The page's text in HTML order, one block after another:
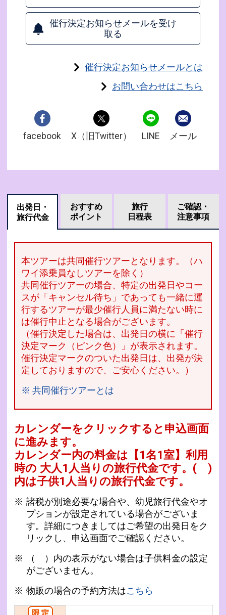
催行決定お知らせメールを受け
取る
催行決定お知らせメールとは
お問い合わせはこちら
facebook X（旧Twitter） LINE メール
出発日・
旅行代金
おすすめ
ポイント
旅行
日程表
ご確認・
注意事項
本ツアーは共同催行ツアーとなります。（ハ
ワイ添乗員なしツアーを除く）
共同催行ツアーの場合、特定の出発日やコー
スが「キャンセル待ち」であっても一緒に運
行するツアーが最少催行人員に満たない時に
は催行中止となる場合がございます。
（催行決定した場合は、出発日の横に「催行
決定マーク（ピンク色）」が表示されます。
催行決定マークのついた出発日は、出発が決
定しておりますので、ご安心ください。）
※ 共同催行ツアーとは
カレンダーをクリックすると申込画面
に進みます。
カレンダー内の料金は 【1名1室】利用
時の 大人1人当りの旅行代金です。 ( )
内は子供1人当りの旅行代金です。
諸税が別途必要な場合や、幼児旅行代金やオ
プションが設定されている場合がございま
す。詳細につきましてはご希望の出発日をク
リックし、申込画面でご確認ください。
（ ）内の表示がない場合は子供料金の設定
がございません。
物販の場合の予約方法はこちら